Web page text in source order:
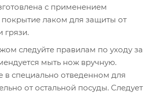
с применением
покрытие лаком для защиты от
грязи.
следуйте правилам по уходу за
мыть нож вручную.
в специально отведенном для
от остальной посуды. Следует